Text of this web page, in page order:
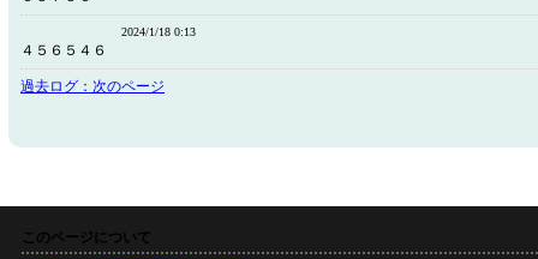
2024/1/18 0:13
４５６５４６
過去ログ：次のページ
このページについて